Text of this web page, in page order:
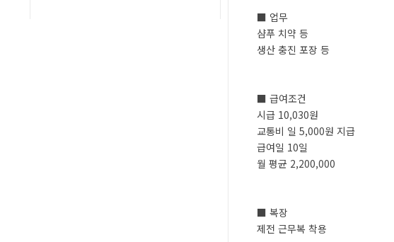
■ 업무
샴푸 치약 등
생산 충진 포장 등
■ 급여조건
시급 10,030원
교통비 일 5,000원 지급
급여일 10일
월 평균 2,200,000
■ 복장
제전 근무복 착용